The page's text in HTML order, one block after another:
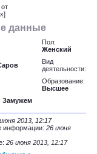
данные
Пол:
Женский
Вид
деятельности:
Образование:
Высшее
Замужем
2013, 12:17
информации: 26 июня
26 июня 2013, 12:17